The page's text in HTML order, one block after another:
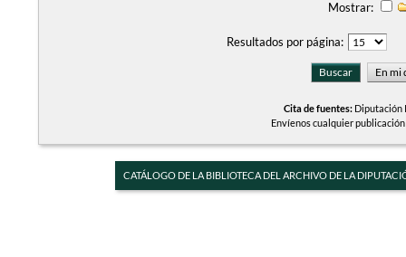
Mostrar:
Resultados por página:
Cita de fuentes:Diputación
Envíenos cualquier
CATÁLOGO DE LA BIBLIOTECA DEL ARCHIVO DE LA